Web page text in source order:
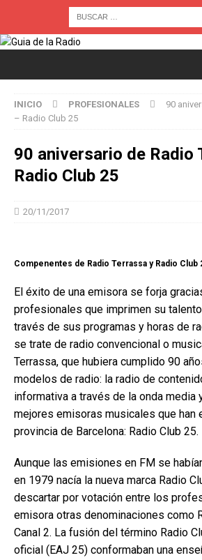
INICIO PROFESIONALES
90
– Radio Club 25
90 aniversario de Radio
Radio Club 25
20/11/2017
Compenentes de Radio Terrassa y Radio Club
El éxito de una emisora se forja
profesionales que imprimen su
través de sus programas y horas de
se trate de radio convencional o
Terrassa, que hubiera cumplido 90
modelos de radio: la radio de
informativa a través de la onda media
mejores emisoras musicales que han
provincia de Barcelona: Radio Club 25.
Aunque las emisiones en FM se
en 1979 nacía la nueva marca Radio
descartar por votación entre los
emisora otras denominaciones como
Canal 2. La fusión del término Radio
oficial (EAJ 25) conformaban una